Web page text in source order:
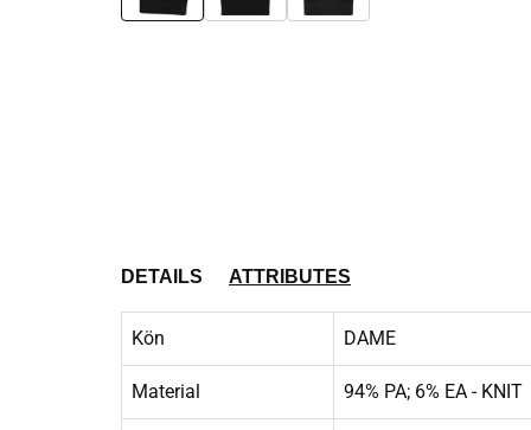
DETAILS ATTRIBUTES
Kön DAME
Material 94% PA; 6% EA - KNIT